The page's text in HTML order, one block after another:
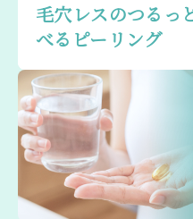
毛穴レスのつる
べるピーリング